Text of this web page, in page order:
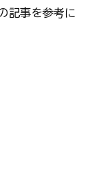
記事を参考に